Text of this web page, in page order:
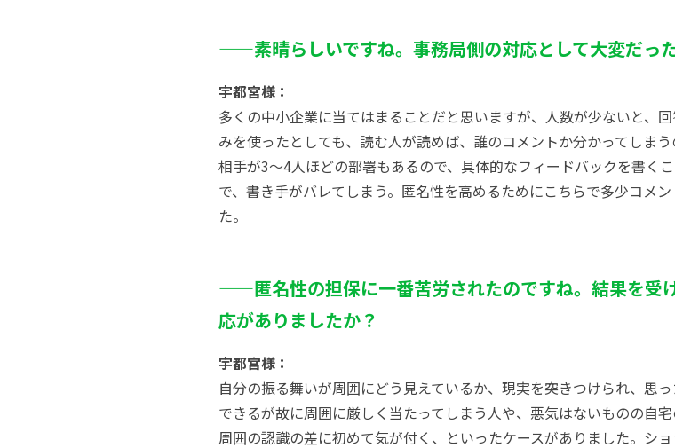
——素晴らしいですね。事務局側の対応として大変だっ
宇都宮様：
多くの中小企業に当てはまることだと思いますが、人数が少ないと、
みを使ったとしても、読む人が読めば、誰のコメントか分かってしま
相手が3〜4人ほどの部署もあるので、具体的なフィードバックを書く
で、書き手がバレてしまう。匿名性を高めるためにこちらで多少コメ
た。
——匿名性の担保に一番苦労されたのですね。結果を受
応がありましたか？
宇都宮様：
自分の振る舞いが周囲にどう見えているか、現実を突きつけられ、思
できるが故に周囲に厳しく当たってしまう人や、悪気はないものの自
周囲の認識の差に初めて気が付く、といったケースがありました。シ